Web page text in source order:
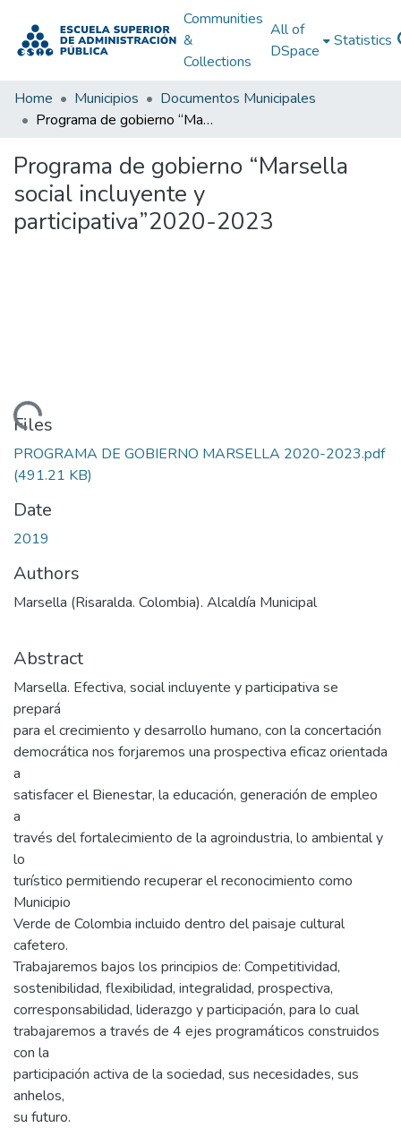
Communities
&
Collections
All of
DSpace
Statistics
Home Municipios
Documentos Municipales
Programa de gobierno “Marsella social incluyente y participativa”2020-2023
Programa de gobierno “Marsella
social incluyente y
participativa”2020-2023
Files
PROGRAMA DE GOBIERNO MARSELLA 2020-2023.pdf
(491.21 KB)
Date
2019
Authors
Marsella (Risaralda. Colombia). Alcaldía Municipal
Abstract
Marsella. Efectiva, social incluyente y participativa se
prepará
para el crecimiento y desarrollo humano, con la concertación
democrática nos forjaremos una prospectiva eficaz orientada
a
satisfacer el Bienestar, la educación, generación de empleo
a
través del fortalecimiento de la agroindustria, lo ambiental y
lo
turístico permitiendo recuperar el reconocimiento como
Municipio
Verde de Colombia incluido dentro del paisaje cultural
cafetero.
Trabajaremos bajos los principios de: Competitividad,
sostenibilidad, flexibilidad, integralidad, prospectiva,
corresponsabilidad, liderazgo y participación, para lo cual
trabajaremos a través de 4 ejes programáticos construidos
con la
participación activa de la sociedad, sus necesidades, sus
anhelos,
su futuro.